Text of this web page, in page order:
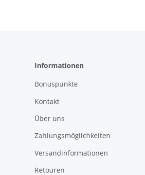
Informationen
Bonuspunkte
Kontakt
Über uns
Zahlungsmöglichkeiten
Versandinformationen
Retouren